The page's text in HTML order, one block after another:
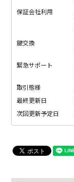
保証会社利用
鍵交換
緊急サポート
取引態様
最終更新日
次回更新予定日